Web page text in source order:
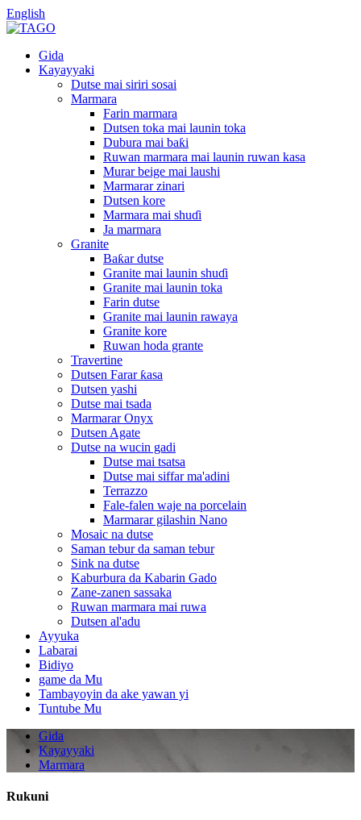
English
Gida
Kayayyaki
Dutse mai siriri sosai
Marmara
Farin marmara
Dutsen toka mai launin toka
Dubura mai baƙi
Ruwan marmara mai launin ruwan kasa
Murar beige mai laushi
Marmarar zinari
Dutsen kore
Marmara mai shuɗi
Ja marmara
Granite
Baƙar dutse
Granite mai launin shuɗi
Granite mai launin toka
Farin dutse
Granite mai launin rawaya
Granite kore
Ruwan hoda grante
Travertine
Dutsen Farar ƙasa
Dutsen yashi
Dutse mai tsada
Marmarar Onyx
Dutsen Agate
Dutse na wucin gadi
Dutse mai tsatsa
Dutse mai siffar ma'adini
Terrazzo
Fale-falen waje na porcelain
Marmarar gilashin Nano
Mosaic na dutse
Saman tebur da saman tebur
Sink na dutse
Kaburbura da Kabarin Gado
Zane-zanen sassaka
Ruwan marmara mai ruwa
Dutsen al'adu
Ayyuka
Labarai
Bidiyo
game da Mu
Tambayoyin da ake yawan yi
Tuntube Mu
Gida
Kayayyaki
Marmara
Rukuni